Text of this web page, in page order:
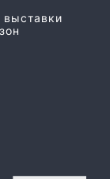
выставки